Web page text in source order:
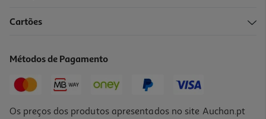
Cartões
Métodos de Pagamento
Os preços dos produtos apresentados no site Auchan.pt